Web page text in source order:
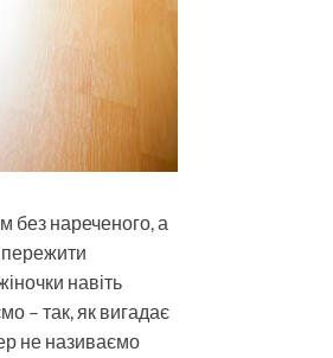
без нареченого, а
навіть
– так, як вигадає
не називаємо